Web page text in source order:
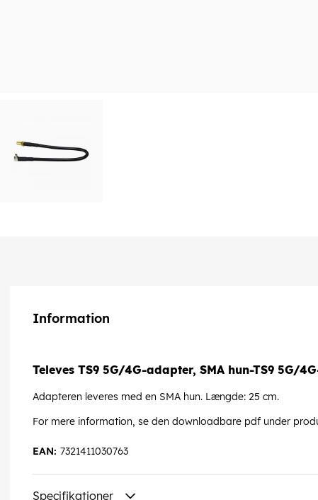
Information
Televes TS9 5G/4G-adapter, SMA hun-TS9 5G/
Adapteren leveres med en SMA hun. Længde: 25 cm.
For mere information, se den downloadbare pdf under
7321411030763
EAN:
Specifikationer